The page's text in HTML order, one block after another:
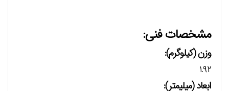
مشخصات فنی:
وزن (کیلوگرم):
۱.۹۲
ابعاد (میلیمتر):